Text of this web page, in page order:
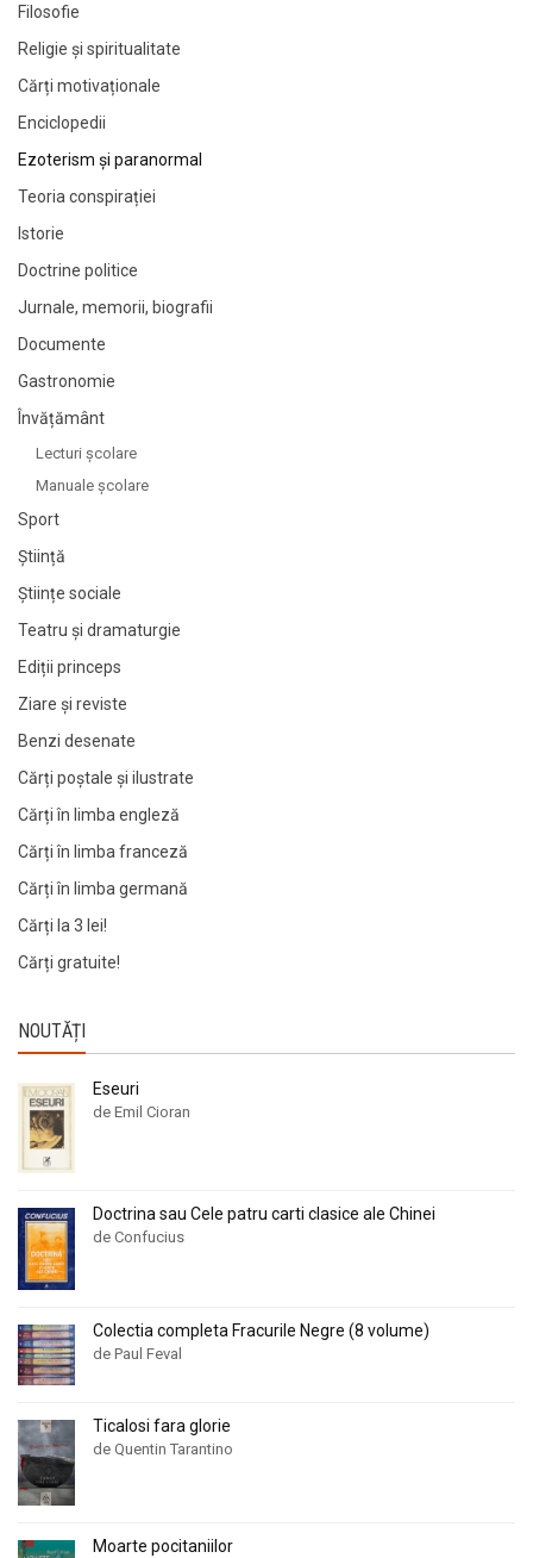
Filosofie
Religie și spiritualitate
Cărți motivaționale
Enciclopedii
Ezoterism și paranormal
Teoria conspirației
Istorie
Doctrine politice
Jurnale, memorii, biografii
Documente
Gastronomie
Învățământ
Lecturi şcolare
Manuale şcolare
Sport
Știință
Științe sociale
Teatru și dramaturgie
Ediții princeps
Ziare şi reviste
Benzi desenate
Cărți poștale și ilustrate
Cărți în limba engleză
Cărți în limba franceză
Cărți în limba germană
Cărți la 3 lei!
Cărți gratuite!
NOUTĂȚI
Eseuri
de Emil Cioran
Doctrina sau Cele patru carti clasice ale Chinei
de Confucius
Colectia completa Fracurile Negre (8 volume)
de Paul Feval
Ticalosi fara glorie
de Quentin Tarantino
Moarte pocitaniilor